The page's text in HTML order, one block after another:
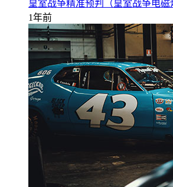
皇室战争精准预判（皇室战争电磁
1年前